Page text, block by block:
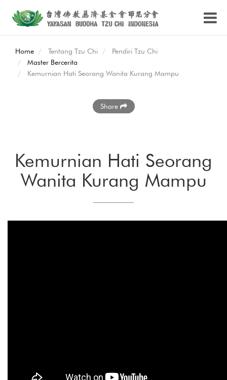
Home Tentang Tzu Chi
Pendiri Tzu Chi
Master Bercerita
Kemurnian Hati Seorang Wanita Kurang Mampu
Share
Kemurnian Hati Seorang
Wanita Kurang Mampu